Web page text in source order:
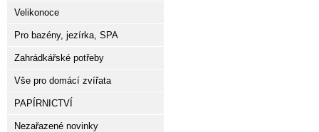
Velikonoce
Pro bazény, jezírka, SPA
Zahrádkářské potřeby
Vše pro domácí zvířata
PAPÍRNICTVÍ
Nezařazené novinky